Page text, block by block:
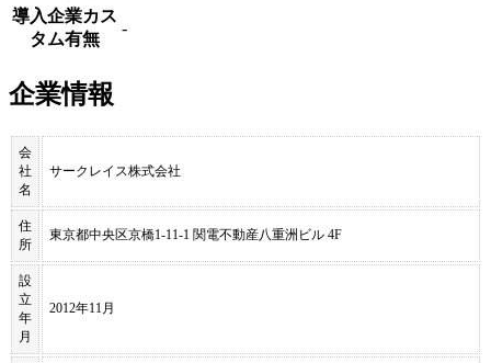
導入企業カス
タム有無
-
企業情報
会
社
名
サークレイス株式会社
住
所
東京都中央区京橋1-11-1 関電不動産八重洲ビル 4F
設
立
年
月
2012年11月